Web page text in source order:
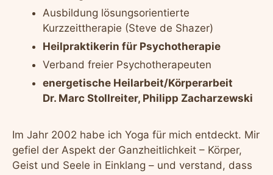
Ausbildung lösungsorientierte
Kurzzeittherapie (Steve de Shazer)
Heilpraktikerin für Psychotherapie
Verband freier Psychotherapeuten
energetische Heilarbeit/Körperarbeit
Dr. Marc Stollreiter, Philipp Zacharzewski
Im Jahr 2002 habe ich Yoga für mich entdeckt. Mir
gefiel der Aspekt der Ganzheitlichkeit – Körper,
Geist und Seele in Einklang – und verstand, dass